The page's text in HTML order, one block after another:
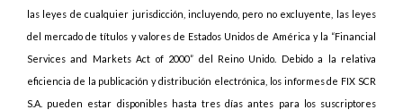
las leyes de cualquier jurisdicción, incluyendo, pero no excluyente, las leyes
del mercado de títulos y valores de Estados Unidos de América y la “Financial
Services and Markets Act of 2000” del Reino Unido. Debido a la relativa
eficiencia de la publicación y distribución electrónica, los informes de FIX SCR
S.A. pueden estar disponibles hasta tres días antes para los suscriptores